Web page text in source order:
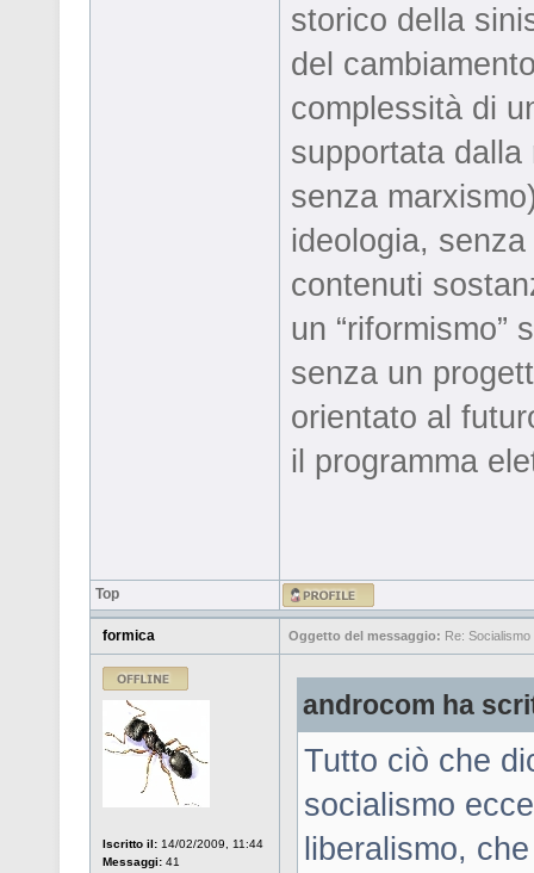
storico della
del
complessità di
supportata
senza
ideologia,
contenuti
un “riformismo”
senza un
orientato al
il programma
Top
formica Oggetto del messaggio: Re:
Iscritto il: 14/02/2009, 11:44
Messaggi: 41
androcom ha
Tutto ciò che
socialismo
liberalismo,